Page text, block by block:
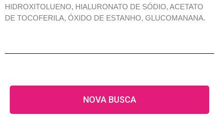
HIDROXITOLUENO, HIALURONATO DE SÓDIO, ACETATO
DE TOCOFERILA, ÓXIDO DE ESTANHO, GLUCOMANANA.
NOVA BUSCA